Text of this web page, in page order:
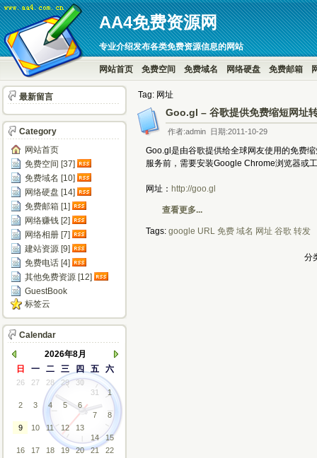
AA4免费资源网
专业介绍发布各类免费资源信息的网站
网站首页 免费空间 免费域名 网络硬盘 免费邮箱
Tag: 网址
Goo.gl – 谷歌提供免费缩短网址
作者:admin 日期:2011-10-29
Goo.gl是由谷歌提供给全球网友使用的免费
服务前，需要安装Google Chrome浏览器或
网址： http://goo.gl
查看更多...
Tags: google URL 免费 域名 网址 谷歌 转发
分
最新留言
Category
网站首页
免费空间 [37]
免费域名 [10]
网络硬盘 [14]
免费邮箱 [1]
网络赚钱 [2]
网络相册 [7]
建站资源 [9]
免费电话 [4]
其他免费资源 [12]
GuestBook
标签云
Calendar
2026年8月
日
一 二 三 四 五 六
26 27 28 29
30
31
1
2
3 4 5
6
7
8
9
10 11 12
13
14
15
16
17 18 19 20 21
22